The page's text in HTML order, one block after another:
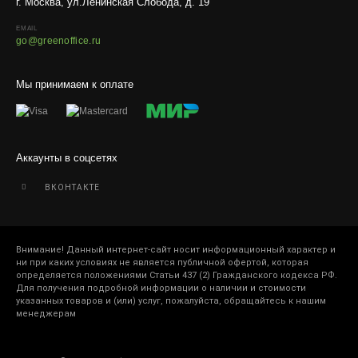
Мы принимаем к оплате
Аккаунты в соцсетях
ВКОНТАКТЕ
EMAIL
go@greenoffice.ru
Внимание! Данный интернет-сайт носит информационный характер и
ни при каких условиях не является публичной офертой, которая
определяется положениями Статьи 437 (2) Гражданского кодекса РФ.
Для получения подробной информации о наличии и стоимости
указанных товаров и (или) услуг, пожалуйста, обращайтесь к нашим
менеджерам